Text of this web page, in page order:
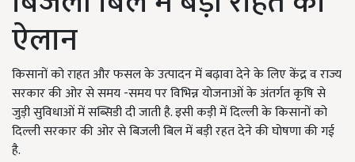
ऐलान
किसानों को राहत और फसल के उत्पादन में बढ़ावा देने के लिए केंद्र व राज्य
सरकार की ओर से समय -समय पर विभिन्न योजनाओं के अंतर्गत कृषि से
जुड़ी सुविधाओं में सब्सिडी दी जाती है. इसी कड़ी में दिल्ली के किसानों को
दिल्ली सरकार की ओर से बिजली बिल में बड़ी रहत देने की घोषणा की गई
है.